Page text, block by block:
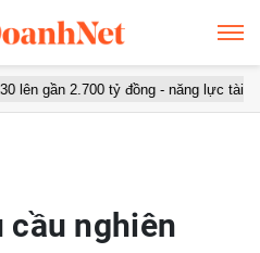
2.700 tỷ đồng - năng lực tài chính
cầu nghiên